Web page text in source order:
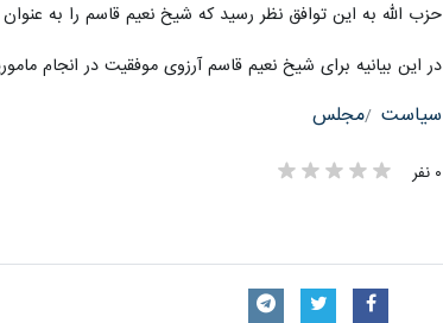
حزب الله به این توافق نظر رسید که شیخ نعیم قاسم را به
در این بیانیه برای شیخ نعیم قاسم آرزوی موفقیت در انجام
سیاست مجلس
۰ نفر